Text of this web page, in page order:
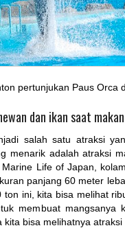
pertunjukan Paus Orca
dan ikan saat makan
salah satu atraksi
menarik adalah atraksi
Life of Japan,
panjang 60 meter
ton ini, kita bisa melihat
membuat mangsanya
bisa melihatnya atraksi